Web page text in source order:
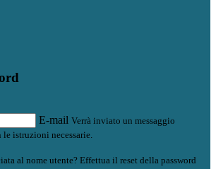
E-mail Verrà inviato un messaggio
istruzioni necessarie.
al nome utente? Effettua il reset della password